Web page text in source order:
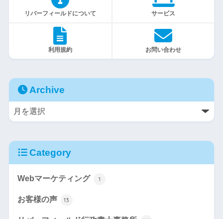
リバーフィールドについて サービス
利用規約 お問い合わせ
Archive
Category
Webマーケティング 1
お客様の声 13